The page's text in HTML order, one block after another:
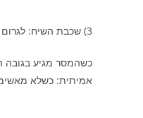
3) שכבת השיח: לגרום לזה להרגיש קול ולא עונש
כשהמסר מגיע בגובה
אמיתית: כשלא